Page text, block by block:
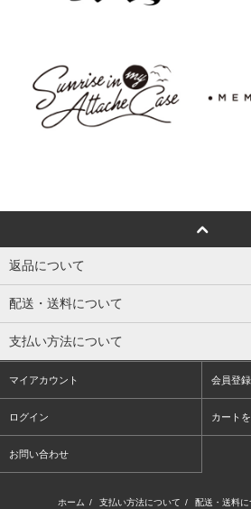
返品について
配送・送料について
支払い方法について
マイアカウント 会員登録
ログイン カート
お問い合わせ
ホーム / 支払い方法について / 配送・送料に